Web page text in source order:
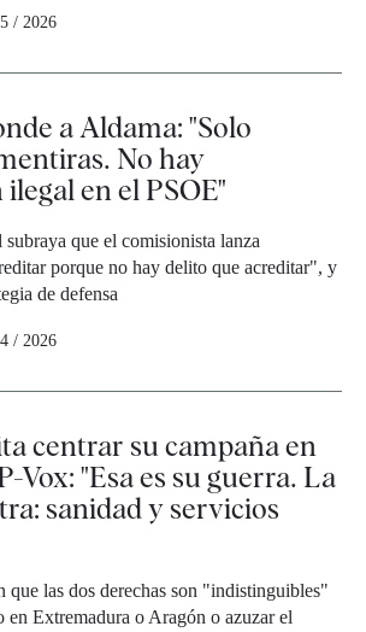
/ 2026
a Aldama: "Solo
No hay
en el PSOE"
que el comisionista lanza
porque no hay delito que acreditar", y
de defensa
/ 2026
centrar su campaña en
Vox: "Esa es su guerra. La
sanidad y servicios
que las dos derechas son "indistinguibles"
en Extremadura o Aragón o azuzar el